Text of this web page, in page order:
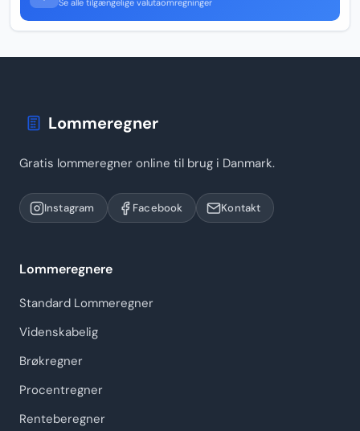
Se alle tilgængelige valutaomregninger
Lommeregner
Gratis lommeregner online til brug i Danmark.
Instagram Facebook Kontakt
Lommeregnere
Standard Lommeregner
Videnskabelig
Brøkregner
Procentregner
Renteberegner